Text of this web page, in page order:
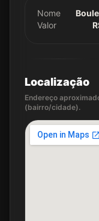
Nome
Valor
Localização
Endereço
(bairro/cidade).